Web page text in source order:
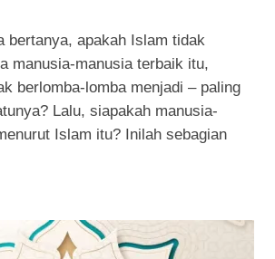
bertanya, apakah Islam tidak
manusia-manusia terbaik itu,
berlomba-lomba menjadi – paling
Lalu, siapakah manusia-
Islam itu? Inilah sebagian